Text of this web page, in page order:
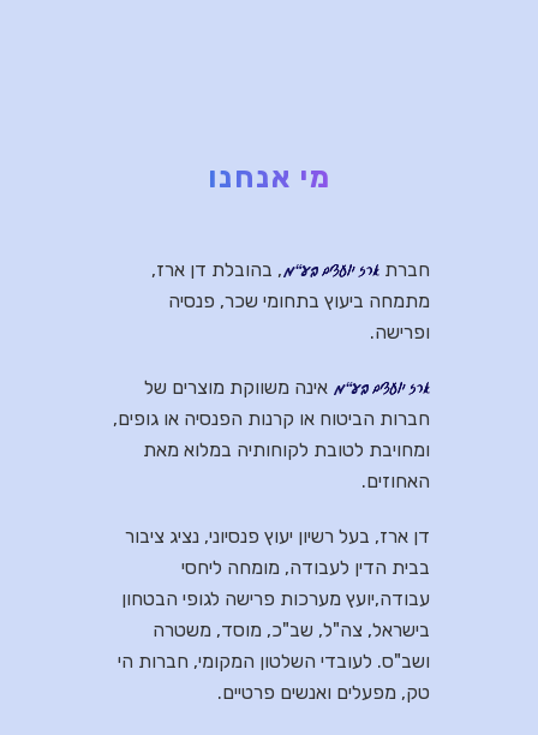
מי אנחנו
חברת
, בהובלת דן ארז,
מתמחה ביעוץ בתחומי שכר, פנסיה
ופרישה.
אינה משווקת מוצרים של
חברות הביטוח או קרנות הפנסיה או גופים,
ומחויבת לטובת לקוחותיה במלוא מאת
האחוזים.
דן ארז, בעל רשיון יעוץ פנסיוני, נציג ציבור
בבית הדין לעבודה, מומחה ליחסי
עבודה,יועץ מערכות פרישה לגופי הבטחון
בישראל, צה"ל, שב"כ, מוסד, משטרה
ושב"ס. לעובדי השלטון המקומי, חברות הי
טק, מפעלים ואנשים פרטיים.